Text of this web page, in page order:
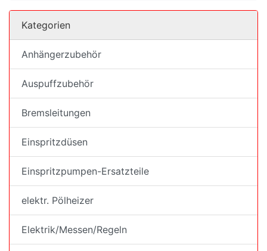
Kategorien
Anhängerzubehör
Auspuffzubehör
Bremsleitungen
Einspritzdüsen
Einspritzpumpen-Ersatzteile
elektr. Pölheizer
Elektrik/Messen/Regeln